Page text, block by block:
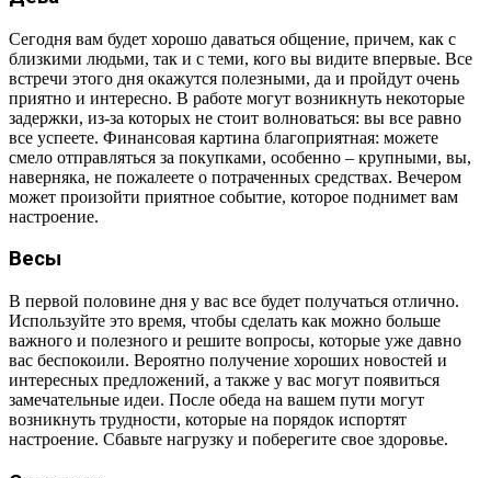
Сегодня вам будет хорошо даваться общение, причем, как с
близкими людьми, так и с теми, кого вы видите впервые. Все
встречи этого дня окажутся полезными, да и пройдут очень
приятно и интересно. В работе могут возникнуть некоторые
задержки, из-за которых не стоит волноваться: вы все равно
все успеете. Финансовая картина благоприятная: можете
смело отправляться за покупками, особенно – крупными, вы,
наверняка, не пожалеете о потраченных средствах. Вечером
может произойти приятное событие, которое поднимет вам
настроение.
Весы
В первой половине дня у вас все будет получаться отлично.
Используйте это время, чтобы сделать как можно больше
важного и полезного и решите вопросы, которые уже давно
вас беспокоили. Вероятно получение хороших новостей и
интересных предложений, а также у вас могут появиться
замечательные идеи. После обеда на вашем пути могут
возникнуть трудности, которые на порядок испортят
настроение. Сбавьте нагрузку и поберегите свое здоровье.